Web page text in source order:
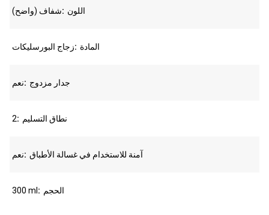
شفاف (واضح) اللون
زجاج البورسليكات المادة
نعم جدار مزدوج
2 نطاق التسليم
نعم آمنة للاستخدام في غسالة الأطباق
300 ml الحجم